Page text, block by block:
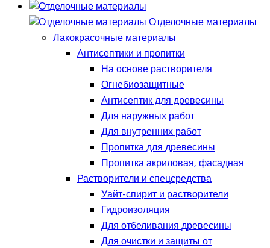
Отделочные материалы
Лакокрасочные материалы
Антисептики и пропитки
На основе растворителя
Огнебиозащитные
Антисептик для древесины
Для наружных работ
Для внутренних работ
Пропитка для древесины
Пропитка акриловая, фасадная
Растворители и спецсредства
Уайт-спирит и растворители
Гидроизоляция
Для отбеливания древесины
Для очистки и защиты от